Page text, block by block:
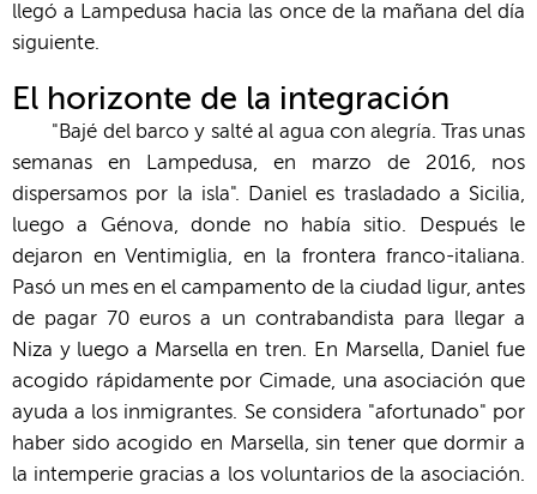
llegó a Lampedusa hacia las once de la mañana del día
siguiente.
El horizonte de la integración
"Bajé del barco y salté al agua con alegría. Tras unas
semanas en Lampedusa, en marzo de 2016, nos
dispersamos por la isla". Daniel es trasladado a Sicilia,
luego a Génova, donde no había sitio. Después le
dejaron en Ventimiglia, en la frontera franco-italiana.
Pasó un mes en el campamento de la ciudad ligur, antes
de pagar 70 euros a un contrabandista para llegar a
Niza y luego a Marsella en tren. En Marsella, Daniel fue
acogido rápidamente por Cimade, una asociación que
ayuda a los inmigrantes. Se considera "afortunado" por
haber sido acogido en Marsella, sin tener que dormir a
la intemperie gracias a los voluntarios de la asociación.